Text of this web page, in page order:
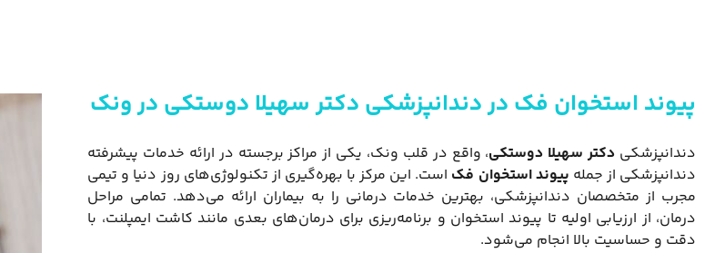
پیوند استخوان فک در دندانپزشکی دکتر سهیلا دوستکی در ونک
دندانپزشکی دکتر سهیلا دوستکی، واقع در قلب ونک، یکی از مراکز برجسته در ارائه خدمات پیشرفته
دندانپزشکی از جمله پیوند استخوان فک است. این مرکز با بهره‌گیری از تکنولوژی‌های روز دنیا و تیمی
مجرب از متخصصان دندانپزشکی، بهترین خدمات درمانی را به بیماران ارائه می‌دهد. تمامی مراحل
درمان، از ارزیابی اولیه تا پیوند استخوان و برنامه‌ریزی برای درمان‌های بعدی مانند کاشت ایمپلنت، با
دقت و حساسیت بالا انجام می‌شود.